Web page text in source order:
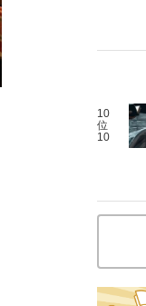
10
位
10